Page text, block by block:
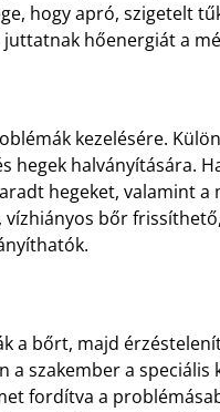
hogy apró, szigetelt
hőenergiát a
kezelésére.
hegek halványítására.
hegeket, valamint a
vízhiányos bőr
a bőrt, majd
a szakember a
fordítva a